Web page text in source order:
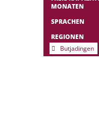
MONATEN
SPRACHEN
REGIONEN
Butjadingen